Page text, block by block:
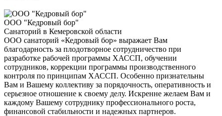
ООО "Кедровый бор"
Санаторий в Кемеровской области
ООО санаторий «Кедровый бор» выражает Вам
благодарность за плодотворное сотрудничество при
разработке рабочей программы ХАССП, обучении
сотрудников, коррекции программы производственного
контроля по принципам ХАССП. Особенно признательны
Вам и Вашему коллективу за порядочность, оперативность и
серьезное отношение к своему делу. Искренне желаем Вам и
каждому Вашему сотруднику профессионального роста,
финансовой стабильности и надежных партнеров.